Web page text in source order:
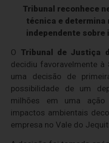
Tribunal reconhece
técnica e determina
independente
O Tribunal de Justiça
decidiu favoravelmente à
uma decisão de
possibilidade de um
milhões em uma ação
impactos ambientais
empresa no Vale do